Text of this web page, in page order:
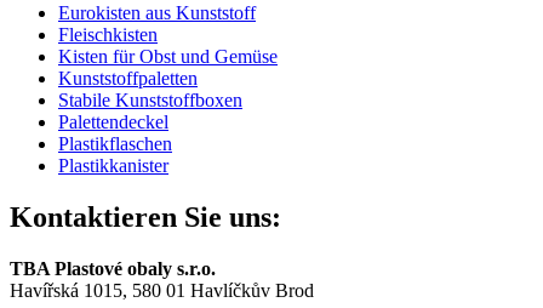
Eurokisten aus Kunststoff
Fleischkisten
Kisten für Obst und Gemüse
Kunststoffpaletten
Stabile Kunststoffboxen
Palettendeckel
Plastikflaschen
Plastikkanister
Kontaktieren Sie uns:
TBA Plastové obaly s.r.o.
Havířská 1015, 580 01 Havlíčkův Brod